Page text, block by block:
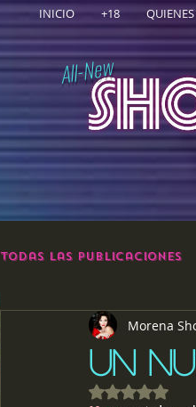
INICIO +18
All-New
Todas las publicaciones
UN
Morena
Obtuvo